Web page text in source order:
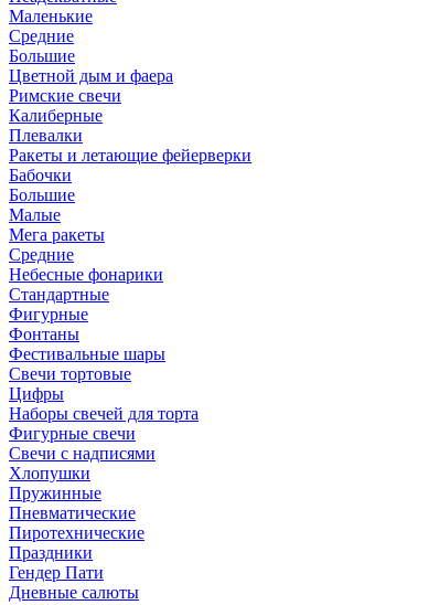
Маленькие
Средние
Большие
Цветной дым и фаера
Римские свечи
Калиберные
Плевалки
Ракеты и летающие фейерверки
Бабочки
Большие
Малые
Мега ракеты
Средние
Небесные фонарики
Стандартные
Фигурные
Фонтаны
Фестивальные шары
Свечи тортовые
Цифры
Наборы свечей для торта
Фигурные свечи
Свечи с надписями
Хлопушки
Пружинные
Пневматические
Пиротехнические
Праздники
Гендер Пати
Дневные салюты